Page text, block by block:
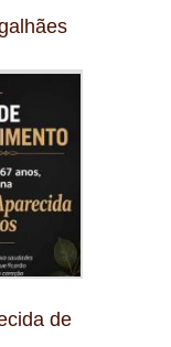
de